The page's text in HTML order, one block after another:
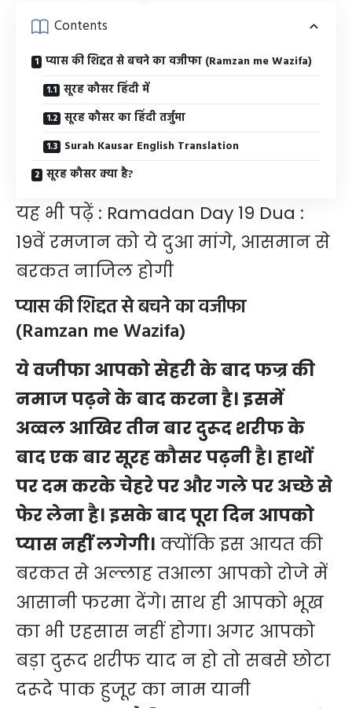
Contents
प्यास की शिद्दत से बचने का वजीफा (Ramzan me Wazifa)
सूरह कौसर हिंदी में
सूरह कौसर का हिंदी तर्जुमा
Surah Kausar English Translation
सूरह कौसर क्या है?
यह भी पढ़ें : Ramadan Day 19 Dua :
19वें रमजान को ये दुआ मांगे, आसमान से
बरकत नाजिल होगी
प्यास की शिद्दत से बचने का वजीफा
(Ramzan me Wazifa)
ये वजीफा आपको सेहरी के बाद फज्र की
नमाज पढ़ने के बाद करना है। इसमें
अव्वल आखिर तीन बार दुरूद शरीफ के
बाद एक बार सूरह कौसर पढ़नी है। हाथों
पर दम करके चेहरे पर और गले पर अच्छे से
फेर लेना है। इसके बाद पूरा दिन आपको
प्यास नहीं लगेगी। क्योंकि इस आयत की
बरकत से अल्लाह तआला आपको रोजे में
आसानी फरमा देंगे। साथ ही आपको भूख
का भी एहसास नहीं होगा। अगर आपको
बड़ा दुरूद शरीफ याद न हो तो सबसे छोटा
दरूदे पाक हुजूर का नाम यानी